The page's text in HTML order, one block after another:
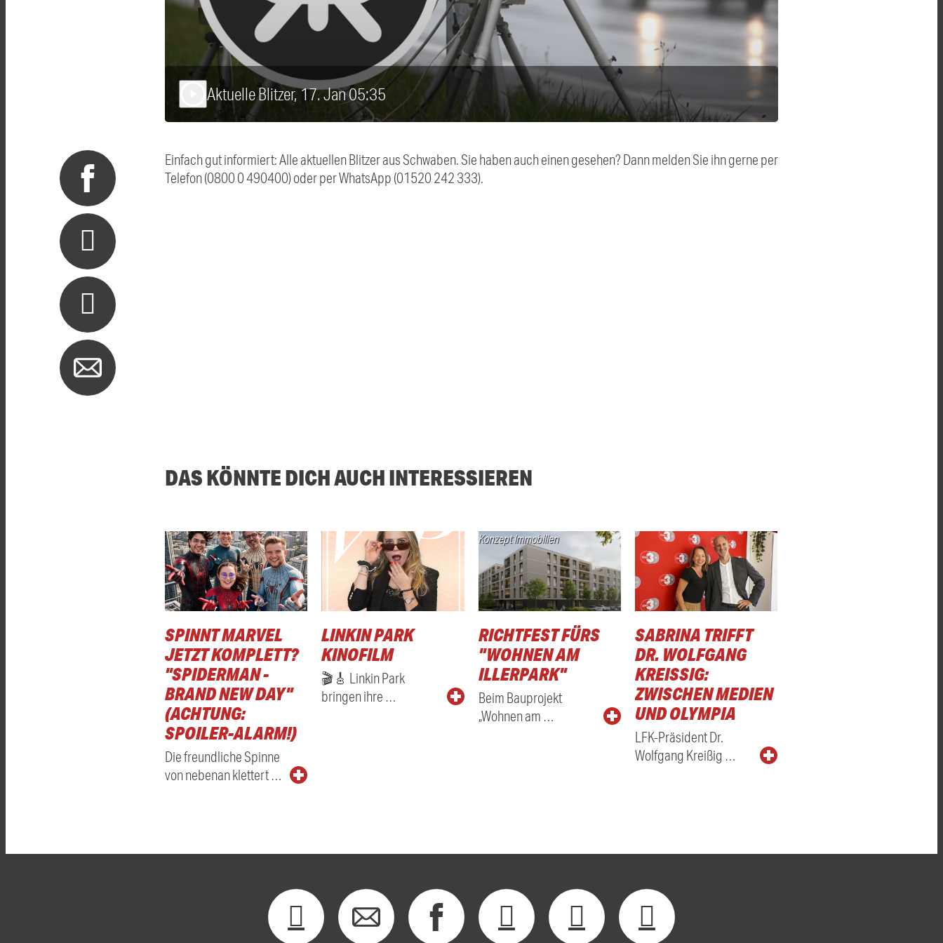
Aktuelle Blitzer, 17. Jan 05:35
Einfach gut informiert: Alle aktuellen Blitzer aus Schwaben. Sie haben auch einen gesehen? Dann melden Sie ihn gerne per
Telefon (0800 0 490400) oder per WhatsApp (01520 242 333).
DAS KÖNNTE DICH AUCH INTERESSIEREN
SPINNT MARVEL
JETZT KOMPLETT?
"SPIDERMAN -
BRAND NEW DAY"
(ACHTUNG:
SPOILER-ALARM!)
Die freundliche Spinne
von nebenan klettert …
LINKIN PARK
KINOFILM
🎬🎸 Linkin Park
bringen ihre …
Konzept Immobilien
RICHTFEST FÜRS
"WOHNEN AM
ILLERPARK"
Beim Bauprojekt
„Wohnen am …
SABRINA TRIFFT
DR. WOLFGANG
KREISSIG: Z
WISCHEN MEDIEN U
ND OLYMPIA
LFK-Präsident Dr.
Wolfgang Kreißig …